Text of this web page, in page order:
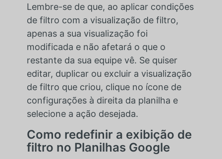
Lembre-se de que, ao aplicar condições
de filtro com a visualização de filtro,
apenas a sua visualização foi
modificada e não afetará o que o
restante da sua equipe vê. Se quiser
editar, duplicar ou excluir a visualização
de filtro que criou, clique no ícone de
configurações à direita da planilha e
selecione a ação desejada.
Como redefinir a exibição de
filtro no Planilhas Google